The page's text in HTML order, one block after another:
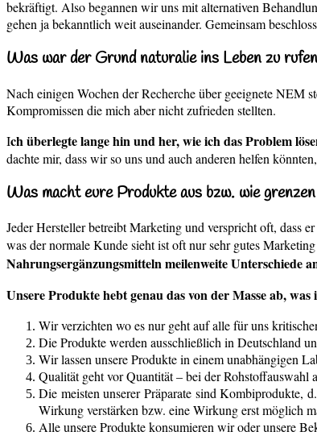
bekräftigt. Also begannen wir uns mit alternativen
gehen ja bekanntlich weit auseinander. Gemeinsam
Was war der Grund naturalie ins Leben zu
Nach einigen Wochen der Recherche über geeignete NEM
Kompromissen die mich aber nicht zufrieden stellten.
Ich überlegte lange hin und her, wie ich das Problem
dachte mir, dass wir so uns und auch anderen helfen
Was macht eure Produkte aus bzw. wie
Jeder Hersteller betreibt Marketing und verspricht oft, dass
was der normale Kunde sieht ist oft nur sehr gutes
Nahrungsergänzungsmitteln meilenweite Unterschiede
Unsere Produkte hebt genau das von der Masse ab,
Wir verzichten wo es nur geht auf alle für uns
Die Produkte werden ausschließlich in Deutschland
Wir lassen unsere Produkte in einem unabhängigen
Qualität geht vor Quantität – bei der Rohstoffauswahl
Die meisten unserer Präparate sind Kombiprodukte,
Wirkung verstärken bzw. eine Wirkung erst möglich
Alle unsere Produkte konsumieren wir oder unsere